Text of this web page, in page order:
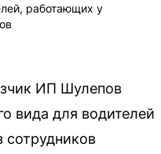
работающих у
ИП Шулепов
вида для водителей
сотрудников